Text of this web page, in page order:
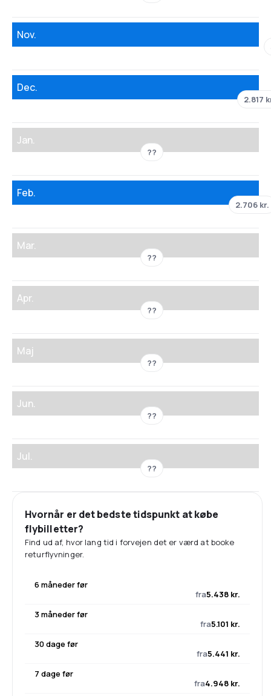
Nov.
Dec.
2.817
Jan.
??
Feb.
2.706 kr.
Mar.
??
Apr.
??
Maj
??
Jun.
??
Jul.
??
Hvornår er det bedste tidspunkt at købe
flybilletter?
Find ud af, hvor lang tid i forvejen det er værd at booke
returflyvninger.
6 måneder før
fra5.438 kr.
3 måneder før
fra5.101 kr.
30 dage før
fra5.441 kr.
7 dage før
fra4.948 kr.